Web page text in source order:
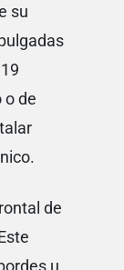
su
o de
de
u